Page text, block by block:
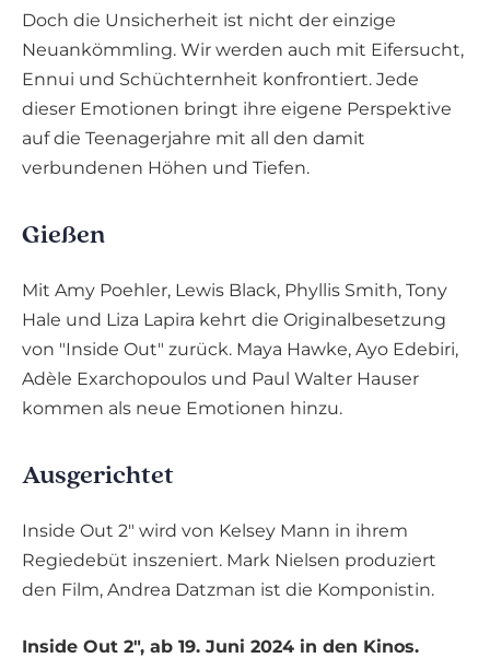
Doch die Unsicherheit ist nicht der einzige
Neuankömmling. Wir werden auch mit Eifersucht,
Ennui und Schüchternheit konfrontiert. Jede
dieser Emotionen bringt ihre eigene Perspektive
auf die Teenagerjahre mit all den damit
verbundenen Höhen und Tiefen.
Gießen
Mit Amy Poehler, Lewis Black, Phyllis Smith, Tony
Hale und Liza Lapira kehrt die Originalbesetzung
von "Inside Out" zurück. Maya Hawke, Ayo Edebiri,
Adèle Exarchopoulos und Paul Walter Hauser
kommen als neue Emotionen hinzu.
Ausgerichtet
Inside Out 2" wird von Kelsey Mann in ihrem
Regiedebüt inszeniert. Mark Nielsen produziert
den Film, Andrea Datzman ist die Komponistin.
Inside Out 2", ab 19. Juni 2024 in den Kinos.